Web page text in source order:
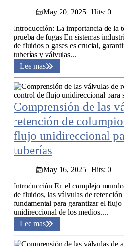
May 20, 2025 Hits: 0
Introducción: La importancia de la
prueba de fugas En sistemas
de fluidos o gases es crucial,
tuberías y válvulas...
Lee mas
Comprensión de las
retención de
flujo unidireccional
tuberías
May 16, 2025 Hits: 0
Introducción En el complejo
de fluidos, las válvulas de retención
fundamental para garantizar el
unidireccional de los medios....
Lee mas